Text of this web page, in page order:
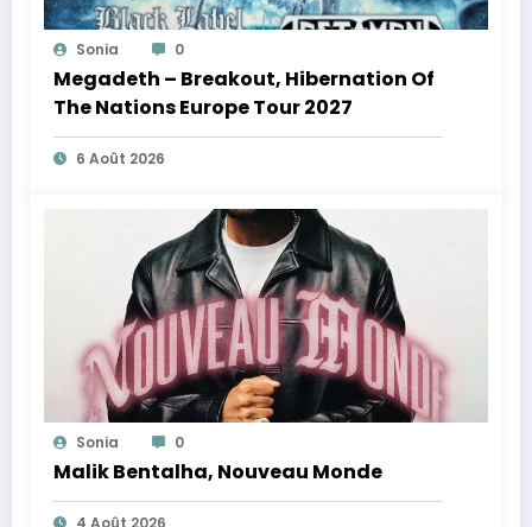
Sonia 0
Megadeth – Breakout, Hibernation Of
The Nations Europe Tour 2027
6 Août 2026
Sonia 0
Malik Bentalha, Nouveau Monde
4 Août 2026